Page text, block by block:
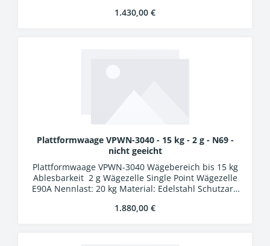
Schutzart IP54 LCD-Display, Ziffernhöhe 25 mm 24
Regulärer Preis:
1.430,00 €
Plattformwaage VPWN-3040 - 15 kg - 2 g - N69 -
nicht geeicht
Plattformwaage VPWN-3040 Wägebereich bis 15 kg
Ablesbarkeit 2 g Wägezelle Single Point Wägezelle
E90A Nennlast: 20 kg Material: Edelstahl Schutzart:
Schutzart IP54 LCD-Display, Ziffernhöhe 25 mm 24
Regulärer Preis:
1.880,00 €